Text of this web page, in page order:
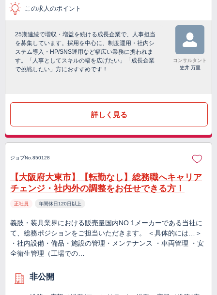
この求人のポイント
25期連続で増収・増益を続ける成長企業で、人事担当
を募集しています。採用を中心に、制度運用・社内シ
ステム導入・HP/SNS運用など幅広い業務に携われま
す。「人事としてスキルの幅を広げたい」「成長企業
で挑戦したい」方におすすめです！
コンサルタント
笠井 万里
詳しく見る
ジョブNo.850128
【大阪府大東市】【転勤なし】総務職へキャリア
チェンジ・社内外の調整をお任せできる方！
正社員 年間休日120日以上
義肢・装具業界における販売量国内NO.1メーカーである当社に
て、総務ポジションをご担当いただきます。 ＜具体的には…＞
・社内設備・備品・施設の管理・メンテナンス ・車両管理 ・安
全衛生管理（工場での…
非公開